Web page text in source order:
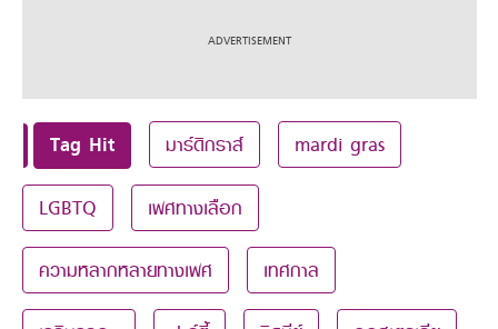
Tag Hit มาร์ดิกราส์ mardi gras
LGBTQ เพศทางเลือก
ความหลากหลายทางเพศ เทศกาล